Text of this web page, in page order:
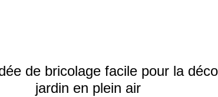
de bricolage facile pour la
jardin en plein air